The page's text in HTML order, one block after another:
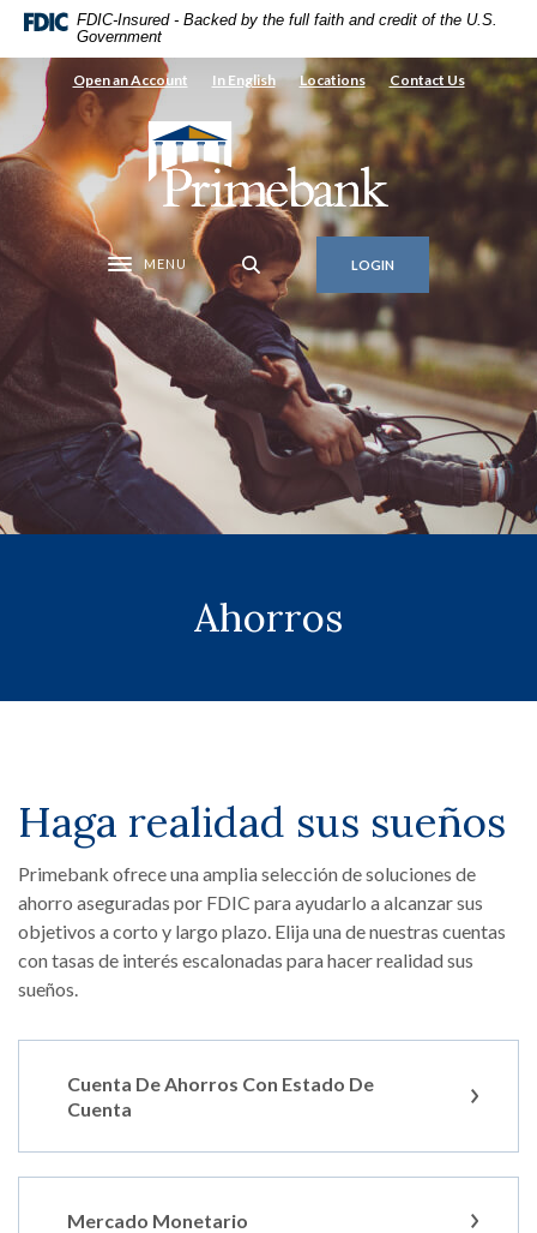
Home
to
main
content
Skip
to
footer
Download
Reader
5.0
higher
to
.pdf
FDIC-Insured - Backed by the full faith and credit of the U.S.
Government
Open an Account In English Locations Contact Us
Primebank
Toggle navigation
MENU LOGIN
Ahorros
Haga realidad sus sueños
Primebank ofrece una amplia selección de soluciones de
ahorro aseguradas por FDIC para ayudarlo a alcanzar sus
objetivos a corto y largo plazo. Elija una de nuestras cuentas
con tasas de interés escalonadas para hacer realidad sus
sueños.
Cuenta De Ahorros Con Estado De
Cuenta
Mercado Monetario